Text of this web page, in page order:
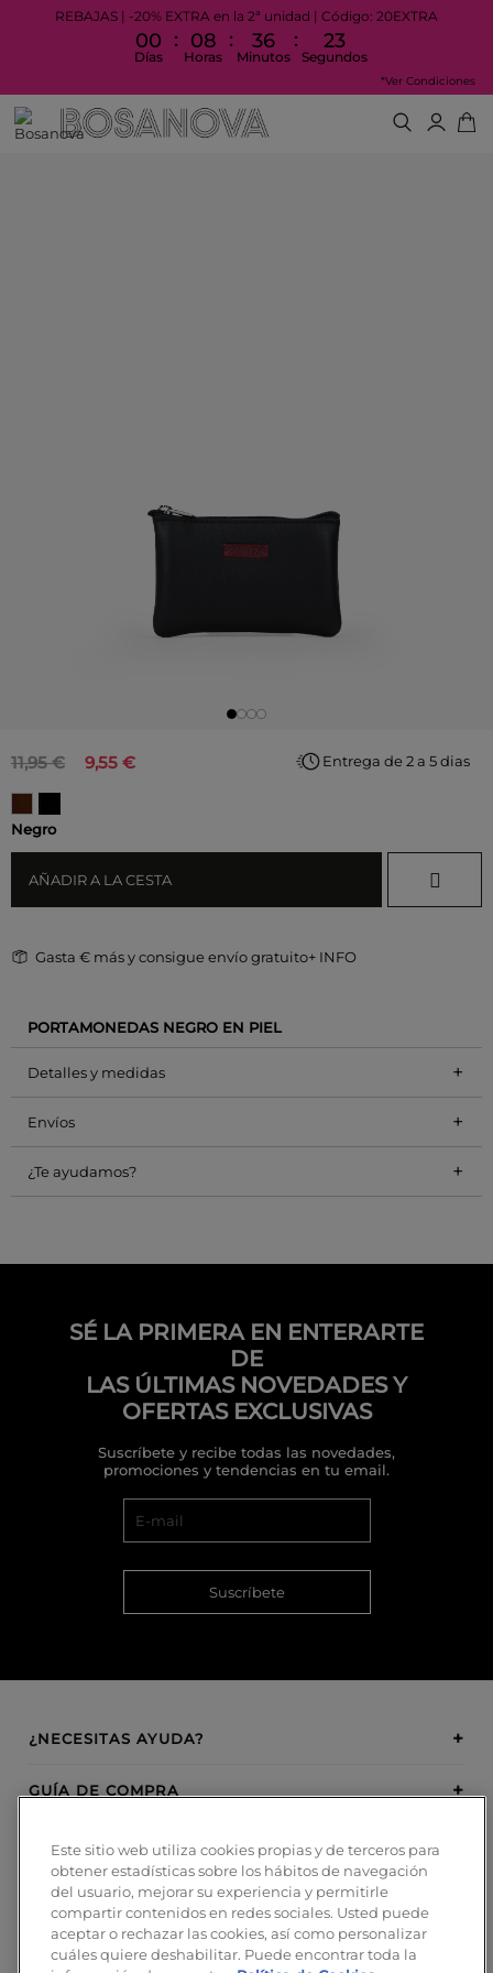
REBAJAS | -20% EXTRA en la 2ª unidad | Código: 20EXTRA
00
Días
: 08
Horas
: 36
Minutos
: 23
Segundos
*Ver Condiciones
9,55 €
11,95 €
Negro
AÑADIR A LA CESTA
Entrega de 2 a 5 dias
Gasta € más y consigue envío gratuito+ INFO
PORTAMONEDAS NEGRO EN PIEL
Detalles y medidas +
Envíos +
¿Te ayudamos? +
SÉ LA PRIMERA EN ENTERARTE
DE
LAS ÚLTIMAS NOVEDADES Y
OFERTAS EXCLUSIVAS
Suscríbete y recibe todas las novedades,
promociones y tendencias en tu email.
Suscríbete
¿NECESITAS AYUDA?
GUÍA DE COMPRA
SOBRE BOSANOVA
INSPIRATION
MÉTODOS DE PAGO
Este sitio web utiliza cookies propias y de terceros para
obtener estadísticas sobre los hábitos de navegación
del usuario, mejorar su experiencia y permitirle
compartir contenidos en redes sociales. Usted puede
aceptar o rechazar las cookies, así como personalizar
cuáles quiere deshabilitar. Puede encontrar toda la